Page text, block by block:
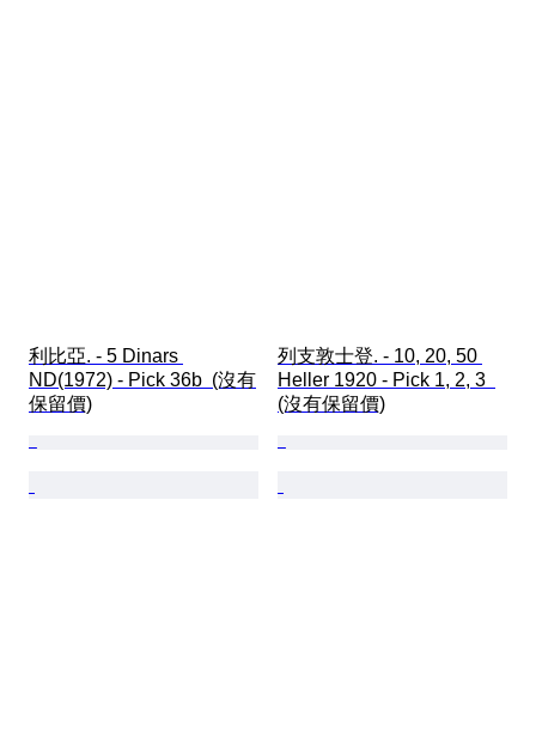
利比亞. - 5 Dinars
ND(1972) - Pick 36b  (沒有
保留價)
列支敦士登. - 10, 20, 50
Heller 1920 - Pick 1, 2, 3
(沒有保留價)